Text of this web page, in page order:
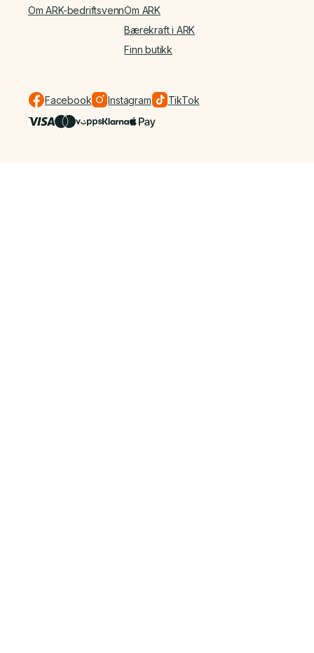
Om ARK-bedriftsvennOm ARK
Bærekraft i ARK
Finn butikk
Facebook Instagram TikTok